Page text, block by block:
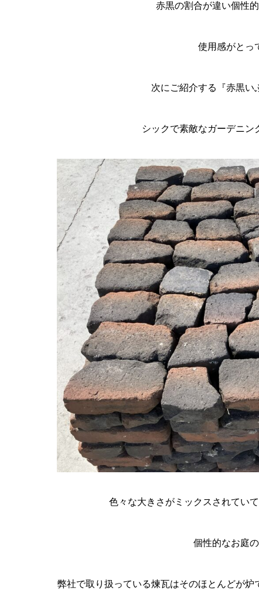
赤黒の割合が違い個性
使用感がとっ
次にご紹介する『赤黒い
シックで素敵なガーデニン
色々な大きさがミックスされてい
個性的なお庭
弊社で取り扱っている煉瓦はそのほとんどが炉